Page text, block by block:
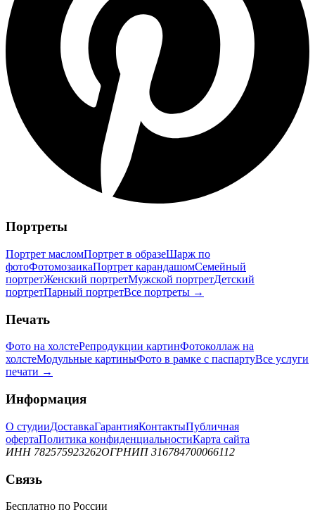
Портреты
Портрет масломПортрет в образеШарж по
фотоФотомозаикаПортрет карандашомСемейный
портретЖенский портретМужской портретДетский
портретПарный портретВсе портреты →
Печать
Фото на холстеРепродукции картинФотоколлаж на
холстеМодульные картиныФото в рамке с паспартуВсе услуги
печати →
Информация
О студииДоставкаГарантияКонтактыПубличная
офертаПолитика конфиденциальностиКарта сайта
ИНН 782575923262ОГРНИП 316784700066112
Связь
Бесплатно по России